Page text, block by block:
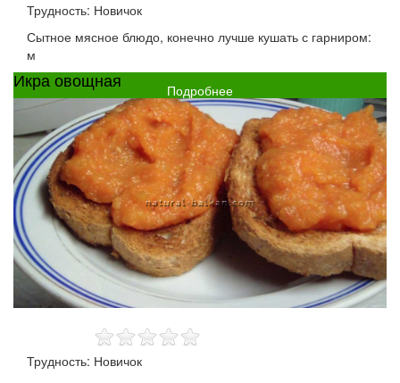
Трудность: Новичок
Сытное мясное блюдо, конечно лучше кушать с гарниром:
м
Подробнее
Икра овощная
Трудность: Новичок